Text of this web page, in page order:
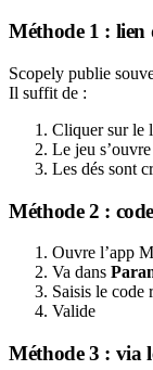
Méthode 1 : lien
Scopely publie
Il suffit de :
Cliquer sur le
Le jeu
Les dés sont
Méthode 2 :
Ouvre l’app
Va dans
Saisis le code
Valide
Méthode 3 : via